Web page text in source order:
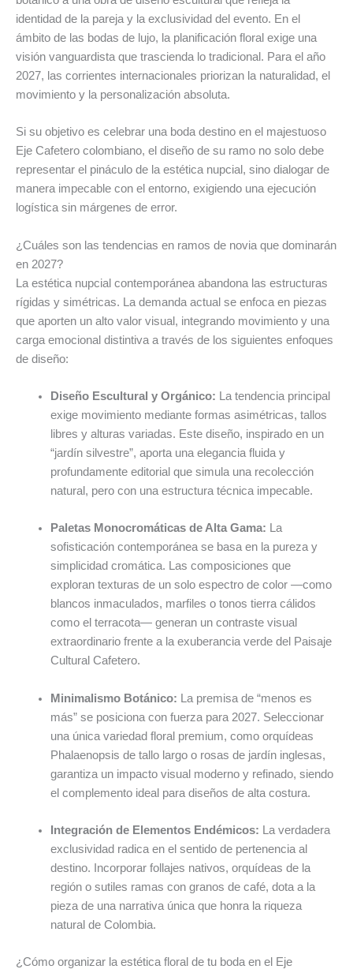
identidad de la pareja y la exclusividad del evento. En el
ámbito de las bodas de lujo, la planificación floral exige una
visión vanguardista que trascienda lo tradicional. Para el año
2027, las corrientes internacionales priorizan la naturalidad, el
movimiento y la personalización absoluta.
Si su objetivo es celebrar una boda destino en el majestuoso
Eje Cafetero colombiano, el diseño de su ramo no solo debe
representar el pináculo de la estética nupcial, sino dialogar de
manera impecable con el entorno, exigiendo una ejecución
logística sin márgenes de error.
¿Cuáles son las tendencias en ramos de novia que dominarán
en 2027?
La estética nupcial contemporánea abandona las estructuras
rígidas y simétricas. La demanda actual se enfoca en piezas
que aporten un alto valor visual, integrando movimiento y una
carga emocional distintiva a través de los siguientes enfoques
de diseño:
Diseño Escultural y Orgánico: La tendencia principal
exige movimiento mediante formas asimétricas, tallos
libres y alturas variadas. Este diseño, inspirado en un
“jardín silvestre”, aporta una elegancia fluida y
profundamente editorial que simula una recolección
natural, pero con una estructura técnica impecable.
Paletas Monocromáticas de Alta Gama: La
sofisticación contemporánea se basa en la pureza y
simplicidad cromática. Las composiciones que
exploran texturas de un solo espectro de color —como
blancos inmaculados, marfiles o tonos tierra cálidos
como el terracota— generan un contraste visual
extraordinario frente a la exuberancia verde del Paisaje
Cultural Cafetero.
Minimalismo Botánico: La premisa de “menos es
más” se posiciona con fuerza para 2027. Seleccionar
una única variedad floral premium, como orquídeas
Phalaenopsis de tallo largo o rosas de jardín inglesas,
garantiza un impacto visual moderno y refinado, siendo
el complemento ideal para diseños de alta costura.
Integración de Elementos Endémicos: La verdadera
exclusividad radica en el sentido de pertenencia al
destino. Incorporar follajes nativos, orquídeas de la
región o sutiles ramas con granos de café, dota a la
pieza de una narrativa única que honra la riqueza
natural de Colombia.
¿Cómo organizar la estética floral de tu boda en el Eje